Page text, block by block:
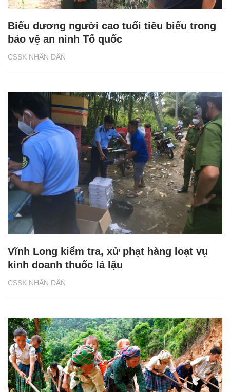
CSSK NHÂN DÂN
Biểu dương người cao tuổi tiêu biểu trong
bảo vệ an ninh Tổ quốc
CSSK NHÂN DÂN
Vĩnh Long kiểm tra, xử phạt hàng loạt vụ
kinh doanh thuốc lá lậu